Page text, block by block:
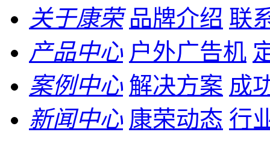
关于康荣 品牌介绍 联
产品中心 户外广告机
案例中心 解决方案 成
新闻中心 康荣动态 行